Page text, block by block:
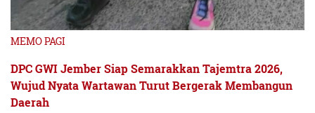
MEMO PAGI
DPC GWI Jember Siap Semarakkan Tajemtra 2026,
Wujud Nyata Wartawan Turut Bergerak Membangun
Daerah